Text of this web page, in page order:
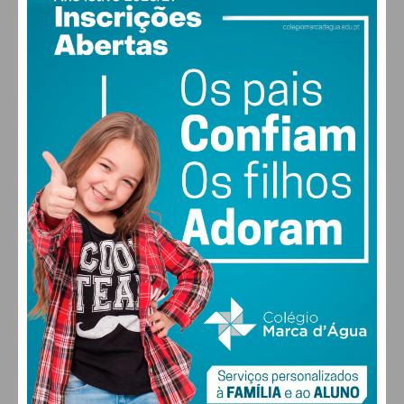
Subscreva a newsletter do
Imediato
Assine nossa newsletter por e-mail e
obtenha de forma regular a informação